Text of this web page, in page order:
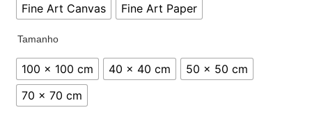
Fine Art Canvas Fine Art Paper
Tamanho
100 x 100 cm 40 x 40 cm
50 x 50 cm
70 x 70 cm